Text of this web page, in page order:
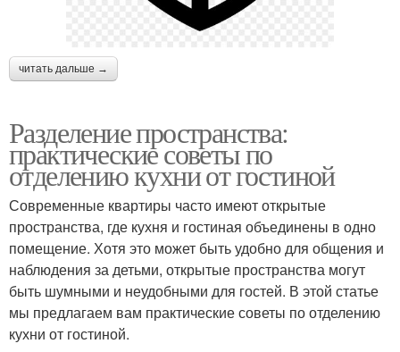
читать дальше →
Разделение пространства:
практические советы по
отделению кухни от гостиной
Современные квартиры часто имеют открытые
пространства, где кухня и гостиная объединены в одно
помещение. Хотя это может быть удобно для общения и
наблюдения за детьми, открытые пространства могут
быть шумными и неудобными для гостей. В этой статье
мы предлагаем вам практические советы по отделению
кухни от гостиной.